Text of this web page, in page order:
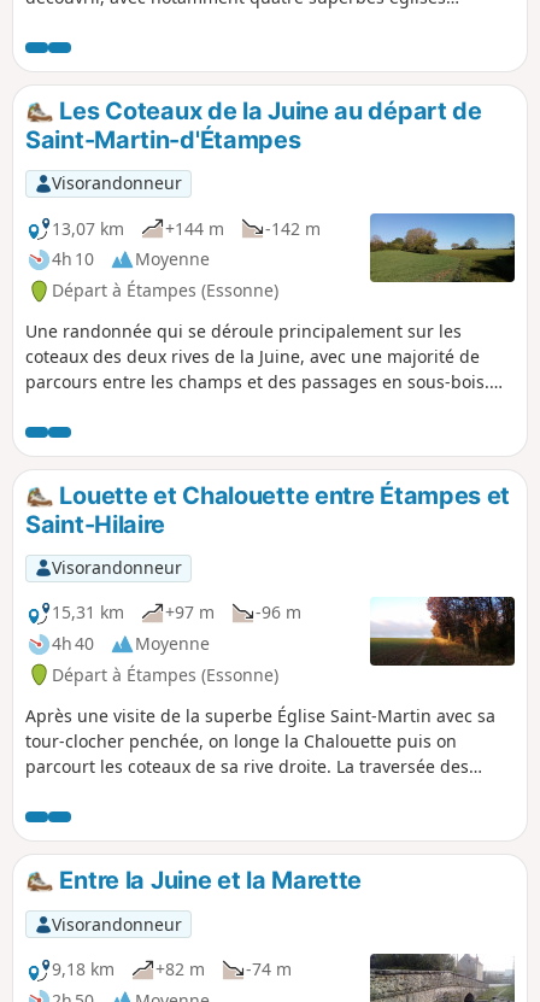
penchée façon Tour de Pise.
Les Coteaux de la Juine au départ de
Saint-Martin-d'Étampes
Visorandonneur
13,07 km
+144 m
-142 m
4h 10
Moyenne
Départ à Étampes (Essonne)
Une randonnée qui se déroule principalement sur les
coteaux des deux rives de la Juine, avec une majorité de
parcours entre les champs et des passages en sous-bois.
Juine et le Juineteau.
Louette et Chalouette entre Étampes et
Saint-Hilaire
Visorandonneur
15,31 km
+97 m
-96 m
4h 40
Moyenne
Départ à Étampes (Essonne)
Après une visite de la superbe Église Saint-Martin avec sa
tour-clocher penchée, on longe la Chalouette puis on
parcourt les coteaux de sa rive droite. La traversée des
belles touches patrimoniales. Le retour se déroule
principalement sur une voie verte, à proximité de la
Louette.Entre la Juine et la Marette
Visorandonneur
9,18 km
+82 m
-74 m